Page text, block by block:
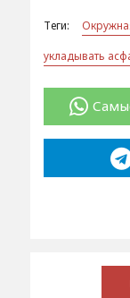
Теги:
укладывать